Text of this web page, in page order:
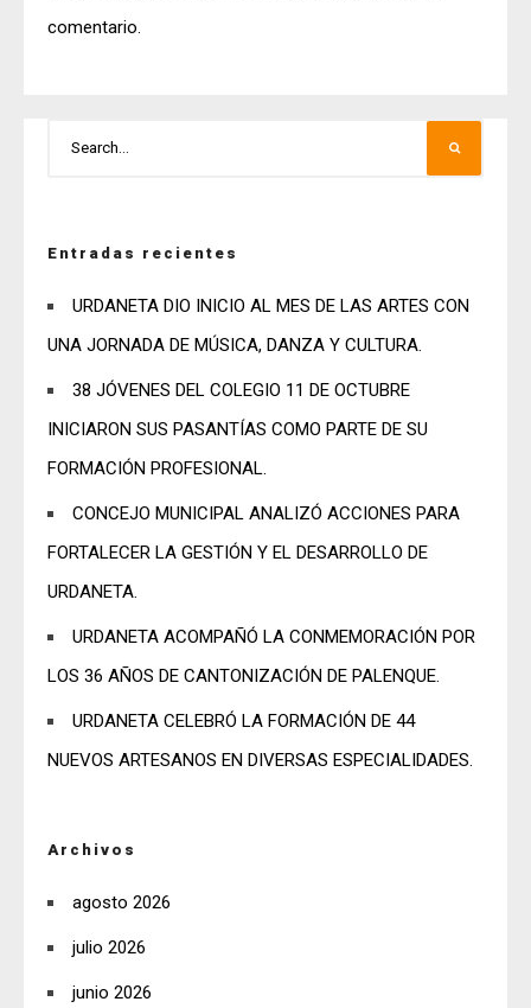
comentario.
Entradas recientes
URDANETA DIO INICIO AL MES DE LAS ARTES CON
UNA JORNADA DE MÚSICA, DANZA Y CULTURA.
38 JÓVENES DEL COLEGIO 11 DE OCTUBRE
INICIARON SUS PASANTÍAS COMO PARTE DE SU
FORMACIÓN PROFESIONAL.
CONCEJO MUNICIPAL ANALIZÓ ACCIONES PARA
FORTALECER LA GESTIÓN Y EL DESARROLLO DE
URDANETA.
URDANETA ACOMPAÑÓ LA CONMEMORACIÓN POR
LOS 36 AÑOS DE CANTONIZACIÓN DE PALENQUE.
URDANETA CELEBRÓ LA FORMACIÓN DE 44
NUEVOS ARTESANOS EN DIVERSAS ESPECIALIDADES.
Archivos
agosto 2026
julio 2026
junio 2026